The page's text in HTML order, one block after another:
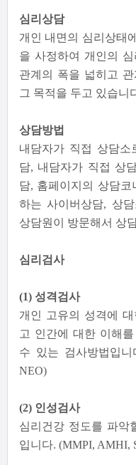
심리상담
개인 내면의 심리상태
을 사정하여 개인의
관계의 폭을 넓히고
그 목적을 두고 있습니
상담방법
내담자가 직접 상담
담, 내담자가 직접 상
담, 홈페이지의 상담
하는 사이버상담, 상
상담원이 방문해서 상
심리검사
(1) 성격검사
개인 고유의 성격에
고 인간에 대한 이해
수 있는 검사방법입
NEO)
(2) 인성검사
심리건강 정도를 파악
입니다. (MMPI, AMHI,